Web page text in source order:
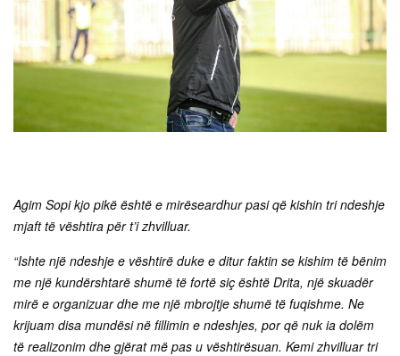
Agim Sopi kjo pikë është e mirëseardhur pasi që kishin tri ndeshje
mjaft të vështira për t’i zhvilluar.
“Ishte një ndeshje e vështirë duke e ditur faktin se kishim të bënim
me një kundërshtarë shumë të fortë siç është Drita, një skuadër
mirë e organizuar dhe me një mbrojtje shumë të fuqishme. Ne
krijuam disa mundësi në fillimin e ndeshjes, por që nuk ia dolëm
të realizonim dhe gjërat më pas u vështirësuan. Kemi zhvilluar tri